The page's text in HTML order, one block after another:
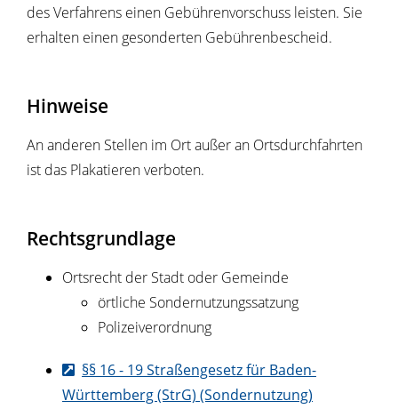
des Verfahrens einen Gebührenvorschuss leisten. Sie
erhalten einen gesonderten Gebührenbescheid.
Hinweise
An anderen Stellen im Ort außer an Ortsdurchfahrten
ist das Plakatieren verboten.
Rechtsgrundlage
Ortsrecht der Stadt oder Gemeinde
örtliche Sondernutzungssatzung
Polizeiverordnung
§§ 16 - 19 Straßengesetz für Baden-
Württemberg (StrG) (Sondernutzung)